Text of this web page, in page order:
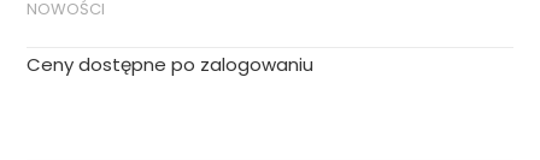
NOWOŚCI
Ceny dostępne po zalogowaniu